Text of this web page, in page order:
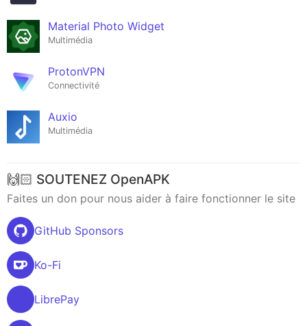
Material Photo Widget
Multimédia
ProtonVPN
Connectivité
Auxio
Multimédia
🙌🏻 SOUTENEZ OpenAPK
Faites un don pour nous aider à faire fonctionner le site
GitHub Sponsors
Ko-Fi
LibrePay